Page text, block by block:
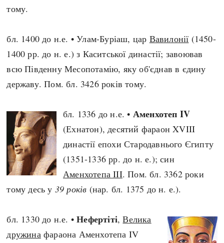
тому.
бл. 1400 до н.е. • Улам-Буріаш, цар Вавилонії (1450-
1400 рр. до н. е.) з Каситської династії; завоював
всю Південну Месопотамію, яку об'єднав в єдину
державу. Пом. бл. 3426 років тому.
бл. 1336 до н.е. • Аменхотеп IV
(Ехнатон), десятий фараон XVIII
династії епохи Стародавнього Єгипту
(1351-1336 рр. до н. е.); син
Аменхотепа III. Пом. бл. 3362 роки
тому десь у 39 років (нар. бл. 1375 до н. е.).
бл. 1330 до н.е. •Нефертіті,Велика
дружинафараона Аменхотепа IV